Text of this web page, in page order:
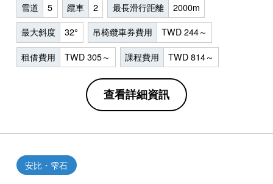
雪道 5 纜車 2 最長滑行距離 2000m
最大斜度 32° 吊椅纜車券費用 TWD 244～
租借費用 TWD 305～ 課程費用 TWD 814～
查看詳細資訊
安比・雫石